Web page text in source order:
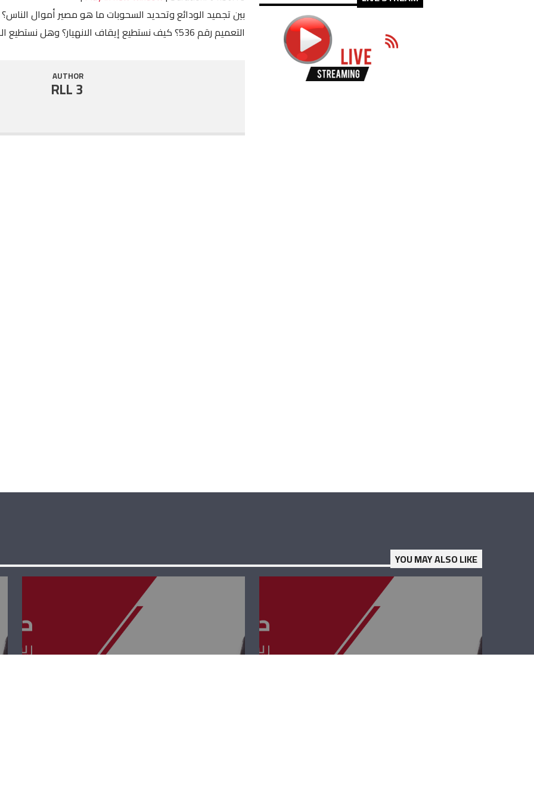
RSS FEED
SHARE
LINK
بين تجميد الودائع وتحديد السحوبات ما هو مصير أموال
التعميم رقم 536؟ كيف نستطيع إيقاف الانهيار؟ وهل نستطيع الوصول الى عجز صفر في موازنة ٢٠٢٠؟
AUTHOR
RLL 3
YOU MAY ALSO LIKE
حوار بيروت – ريشار حوار بيروت –